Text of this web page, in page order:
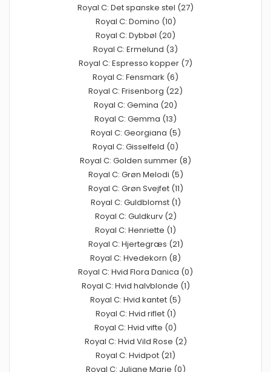
Royal C: Det spanske stel (27)
Royal C: Domino (10)
Royal C: Dybbøl (20)
Royal C: Ermelund (3)
Royal C: Espresso kopper (7)
Royal C: Fensmark (6)
Royal C: Frisenborg (22)
Royal C: Gemina (20)
Royal C: Gemma (13)
Royal C: Georgiana (5)
Royal C: Gisselfeld (0)
Royal C: Golden summer (8)
Royal C: Grøn Melodi (5)
Royal C: Grøn Svejfet (11)
Royal C: Guldblomst (1)
Royal C: Guldkurv (2)
Royal C: Henriette (1)
Royal C: Hjertegræs (21)
Royal C: Hvedekorn (8)
Royal C: Hvid Flora Danica (0)
Royal C: Hvid halvblonde (1)
Royal C: Hvid kantet (5)
Royal C: Hvid riflet (1)
Royal C: Hvid vifte (0)
Royal C: Hvid Vild Rose (2)
Royal C: Hvidpot (21)
Royal C: Juliane Marie (0)